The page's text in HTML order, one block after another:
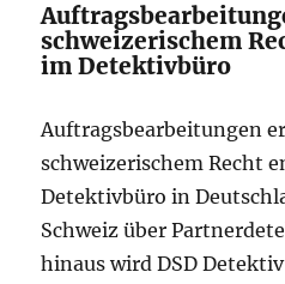
schweizerischem
im Detektivbüro
Auftragsbearbeitungen
schweizerischem Recht
Detektivbüro in
Schweiz über
hinaus wird DSD